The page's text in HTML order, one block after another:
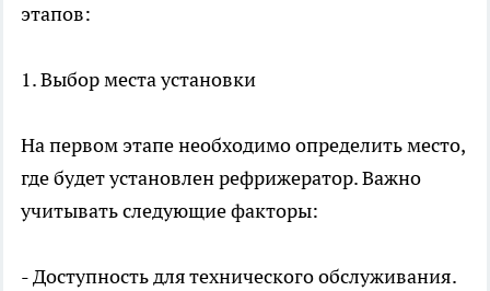
этапов:
1. Выбор места установки
На первом этапе необходимо определить место,
где будет установлен рефрижератор. Важно
учитывать следующие факторы:
- Доступность для технического обслуживания.